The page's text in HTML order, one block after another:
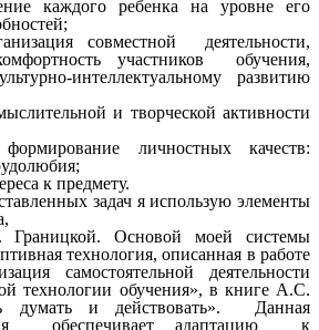
ребенка на уровне его
совместной деятельности,
участников обучения,
интеллектуальному развитию
и творческой активности
личностных качеств:
к предмету.
задач я использую элементы
Основой моей системы
технология, описанная в работе
самостоятельной деятельности
технологии обучения», в книге А.С.
думать и действовать». Данная
обеспечивает адаптацию к